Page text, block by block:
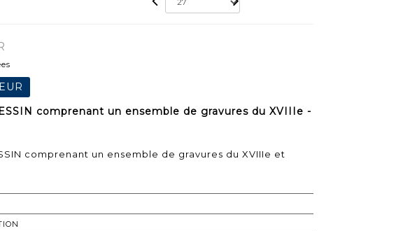
comprenant un ensemble de gravures du XVIIIe -
comprenant un ensemble de gravures du XVIIIe et